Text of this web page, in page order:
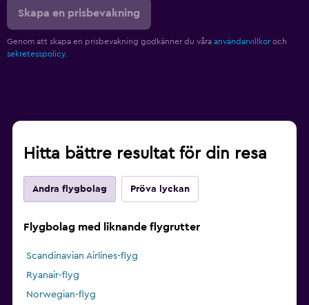
Skapa en prisbevakning
Genom att skapa en prisbevakning godkänner du våra användarvillkor och
sekretesspolicy.
Hitta bättre resultat för din resa
Andra flygbolag Pröva lyckan
Flygbolag med liknande flygrutter
Scandinavian Airlines-flyg
Ryanair-flyg
Norwegian-flyg